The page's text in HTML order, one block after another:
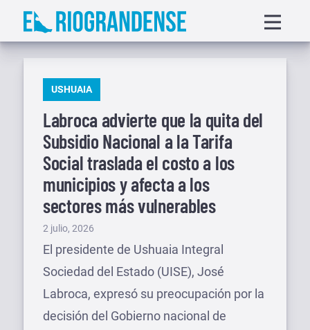
Saltar
menu
PUBLICADO
USHUAIA
Labroca advierte que la quita del
Subsidio Nacional a la Tarifa
Social traslada el costo a los
municipios y afecta a los
sectores más vulnerables
Publicado
el
2 julio, 2026
El presidente de Ushuaia Integral
Sociedad del Estado (UISE), José
Labroca, expresó su preocupación por la
decisión del Gobierno nacional de